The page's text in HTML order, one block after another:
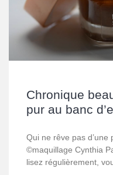
Chronique
pur au banc
Qui ne rêve pas
©maquillage Cynthia
lisez régulièrement,